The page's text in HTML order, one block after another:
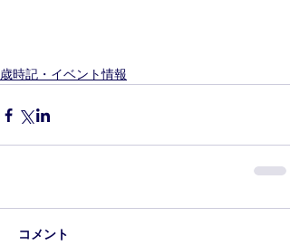
歳時記・イベント情報
コメント